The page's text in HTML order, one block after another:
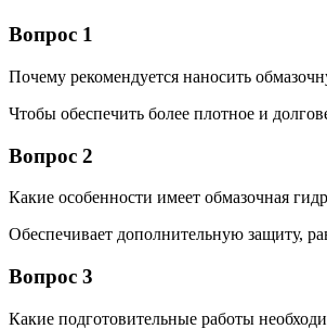
Вопрос 1
Почему рекомендуется наносить
Чтобы обеспечить более плотное и
Вопрос 2
Какие особенности имеет обмазочная
Обеспечивает дополнительную защиту,
Вопрос 3
Какие подготовительные работы